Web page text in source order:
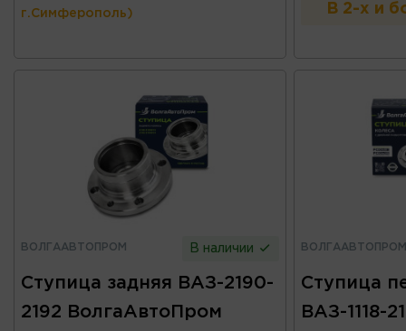
г.Симферополь) В 2-х и
ВОЛГААВТОПРОМ В наличии
Ступица задняя ВАЗ-2190-
2192 ВолгаАвтоПром
ВОЛГААВТОПРОМ
Ступица
ВАЗ-1118-